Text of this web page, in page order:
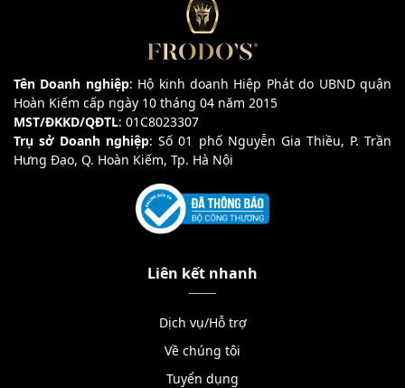
Tên Doanh nghiệp: Hộ kinh doanh Hiệp Phát do UBND quận
Hoàn Kiếm cấp ngày 10 tháng 04 năm 2015
MST/ĐKKD/QĐTL: 01C8023307
Trụ sở Doanh nghiệp: Số 01 phố Nguyễn Gia Thiều, P. Trần
Hưng Đạo, Q. Hoàn Kiếm, Tp. Hà Nội
Liên kết nhanh
Dịch vụ/Hỗ trợ
Về chúng tôi
Tuyển dụng